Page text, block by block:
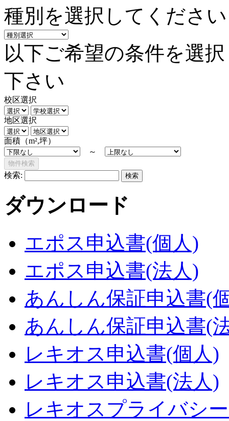
種別を選択してください
以下ご希望の条件を選
下さい
校区選択
地区選択
面積（m²,坪）
～
検索:
ダウンロード
エポス申込書(個人)
エポス申込書(法人)
あんしん保証申込書(
あんしん保証申込書(
レキオス申込書(個人)
レキオス申込書(法人)
レキオスプライバシ